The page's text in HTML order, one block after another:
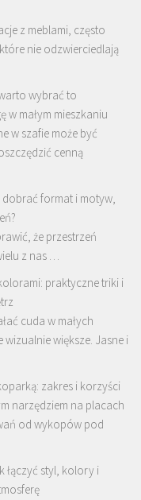
z meblami, często
nie odzwierciedlają
wybrać to
w małym mieszkaniu
w szafie może być
cenną
dobrać format i motyw,
że przestrzeń
z nas …
praktyczne triki i
cuda w małych
większe. Jasne i
zakres i korzyści
narzędziem na placach
od wykopów pod
łączyć styl, kolory i